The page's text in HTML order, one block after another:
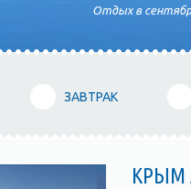
Отдых в
ЗАВТРАК
КРЫМ